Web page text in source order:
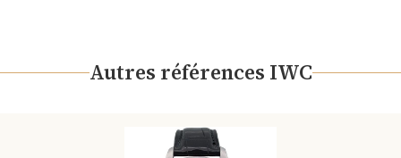
Autres références IWC